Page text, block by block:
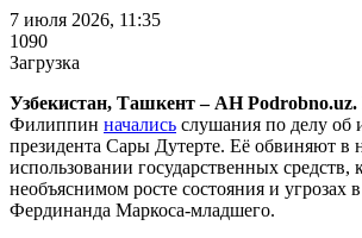
7 июля 2026, 11:35
1090
Загрузка
Узбекистан, Ташкент – АН Podrobno.uz.
Филиппин начались слушания по делу об
президента Сары Дутерте. Её обвиняют в
использовании государственных средств,
необъяснимом росте состояния и угрозах
Фердинанда Маркоса-младшего.